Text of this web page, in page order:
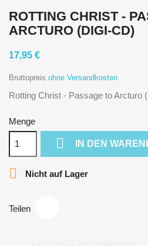
ROTTING CHRIST -
ARCTURO (DIGI-CD)
17,95 €
Bruttopreis ohne Versandkosten
Rotting Christ - Passage to Arcturo
Menge
 IN DEN
 Nicht auf Lager
Teilen